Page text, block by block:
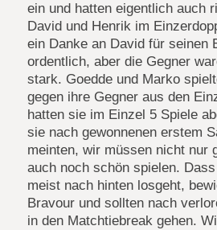
ein und hatten eigentlich auch
David und Henrik im
ein Danke an David für seinen
ordentlich, aber die Gegner
stark. Goedde und Marko
gegen ihre Gegner aus den
hatten sie im Einzel 5 Spiele
sie nach gewonnenen erstem
meinten, wir müssen nicht nur
auch noch schön spielen.
meist nach hinten losgeht,
Bravour und sollten nach
in den Matchtiebreak gehen.